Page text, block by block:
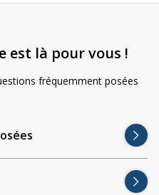
est là pour vous !
fréquemment posées